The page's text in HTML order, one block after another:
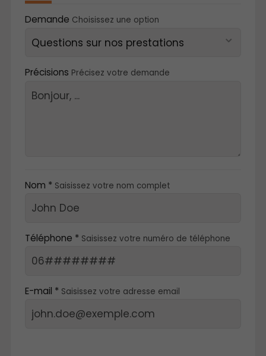
Demande Choisissez une option
Précisions Précisez votre demande
Nom * Saisissez votre nom complet
Téléphone * Saisissez votre numéro de téléphone
E-mail * Saisissez votre adresse email